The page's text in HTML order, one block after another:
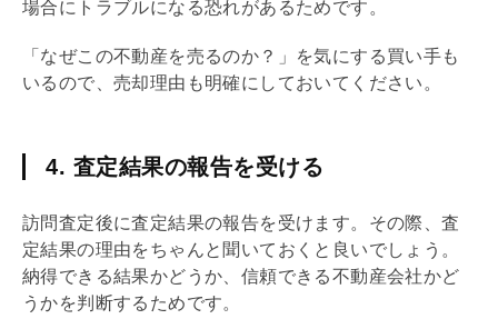
場合にトラブルになる恐れがあるためです。
「なぜこの不動産を売るのか？」を気にする買い手も
いるので、売却理由も明確にしておいてください。
4. 査定結果の報告を受ける
訪問査定後に査定結果の報告を受けます。その際、査
定結果の理由をちゃんと聞いておくと良いでしょう。
納得できる結果かどうか、信頼できる不動産会社かど
うかを判断するためです。